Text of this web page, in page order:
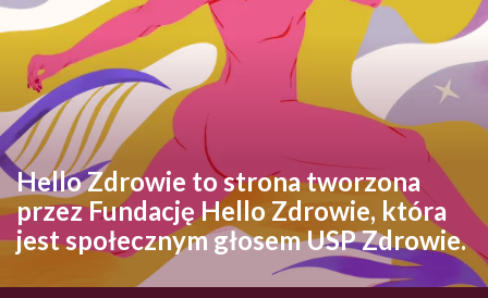
Hello Zdrowie to strona tworzona
przez Fundację Hello Zdrowie, która
jest społecznym głosem USP Zdrowie.